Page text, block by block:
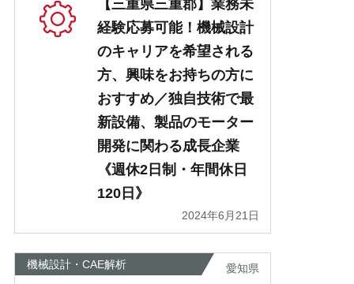
【三重県三重郡】業務未
経験応募可能！機械設計
のキャリアを希望される
方、興味をお持ちの方に
おすすめ／独自技術で最
新設備、製品のモーター
開発に関わる成長企業
《週休2日制・年間休日
120日》
2024年6月21日
機械設計・CAE解析 愛知県